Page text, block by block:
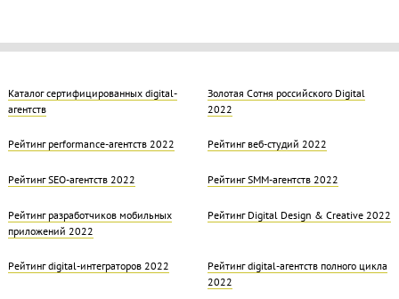
Каталог сертифицированных digital-
агентств
Золотая Cотня российского Digital
2022
Рейтинг performance-агентств 2022 Рейтинг веб-студий 2022
Рейтинг SEO-агентств 2022 Рейтинг SMM-агентств 2022
Рейтинг разработчиков мобильных
приложений 2022
Рейтинг Digital Design & Creative 2022
Рейтинг digital-интеграторов 2022
Рейтинг digital-агентств полного цикла
2022